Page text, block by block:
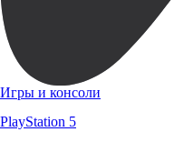
Игры и консоли
PlayStation 5